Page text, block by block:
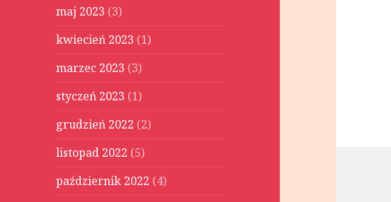
maj 2023 (3)
kwiecień 2023 (1)
marzec 2023 (3)
styczeń 2023 (1)
grudzień 2022 (2)
listopad 2022 (5)
październik 2022 (4)